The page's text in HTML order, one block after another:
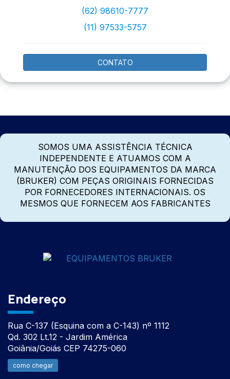
(62) 98610-7777
(11) 97533-5757
CONTATO
SOMOS UMA ASSISTÊNCIA TÉCNICA
INDEPENDENTE E ATUAMOS COM A
MANUTENÇÃO DOS EQUIPAMENTOS DA MARCA
(BRUKER) COM PEÇAS ORIGINAIS FORNECIDAS
POR FORNECEDORES INTERNACIONAIS. OS
MESMOS QUE FORNECEM AOS FABRICANTES
Endereço
Rua C-137 (Esquina com a C-143) nº 1112
Qd. 302 Lt.12 - Jardim América
Goiânia/Goiás CEP 74275-060
como chegar